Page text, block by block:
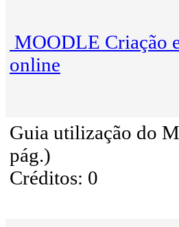
MOODLE Criação
online
Guia utilização do
pág.)
Créditos: 0